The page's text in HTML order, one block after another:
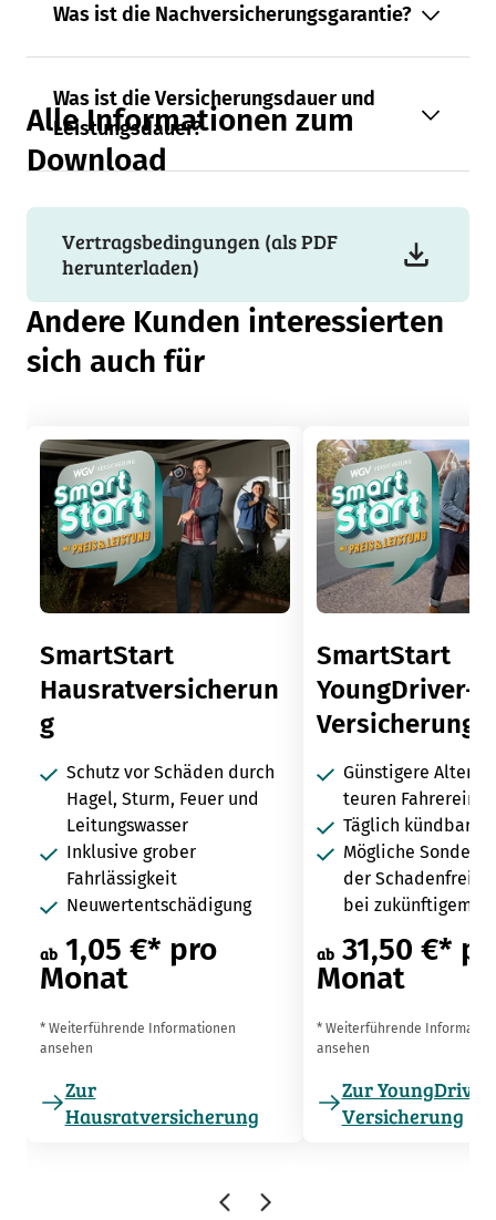
Was ist die Nachversicherungsgarantie?
Was ist die Versicherungsdauer und
Leistungsdauer?
Alle Informationen zum
Download
Vertragsbedingungen (als PDF
herunterladen)
Andere Kunden interessierten
sich auch für
SmartStart
Hausratversicherun
g
Schutz vor Schäden durch
Hagel, Sturm, Feuer und
Leitungswasser
Inklusive grober
Fahrlässigkeit
Neuwertentschädigung
ab 1,05 €* pro
Monat
* Weiterführende Informationen
ansehen
Zur
Hausratversicherung
SmartStart
YoungDriver-
Versicherung
Günstigere
teuren
Täglich kündbar
Mögliche
der
bei zukünftigem
ab 31,50 €*
Monat
* Weiterführende
ansehen
Zur
Versicherung